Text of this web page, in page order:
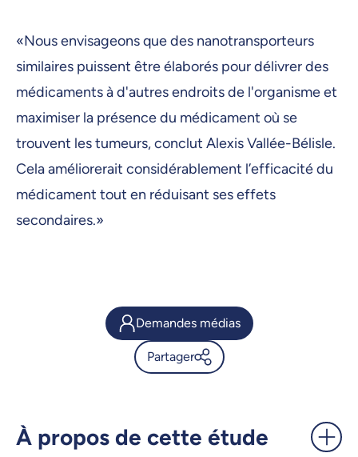
«Nous envisageons que des nanotransporteurs
similaires puissent être élaborés pour délivrer des
médicaments à d'autres endroits de l'organisme et
maximiser la présence du médicament où se
trouvent les tumeurs, conclut Alexis Vallée-Bélisle.
Cela améliorerait considérablement l’efficacité du
médicament tout en réduisant ses effets
secondaires.»
Demandes médias
Partager
À propos de cette étude